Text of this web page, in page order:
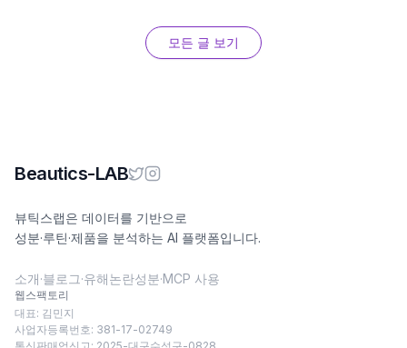
모든 글 보기
Beautics-LAB
뷰틱스랩은 데이터를 기반으로
성분·루틴·제품을 분석하는 AI 플랫폼입니다.
소개·블로그·유해논란성분·MCP 사용
웹스팩토리
대표: 김민지
사업자등록번호: 381-17-02749